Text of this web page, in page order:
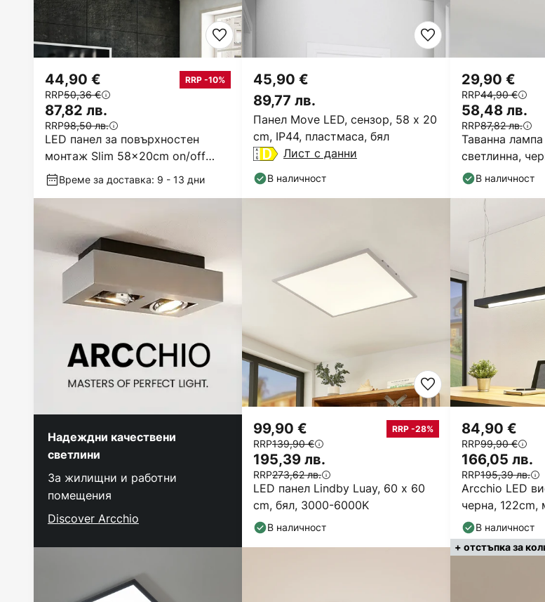
LED панел за повърхностен
монтаж Slim 58x20cm on/off
4,000K black
44,90 € RRP -10%
RRP50,36 €
87,82 лв.
RRP98,50 лв.
Време за доставка: 9 - 13 дни
Панел Move LED, сензор, 58 x 20
cm, IP44, пластмаса, бял
45,90 €
89,77 лв.
Лист с данни
В наличност
Таванна
светлинна,
cm
29,90 €
RRP44,90 €
58,48 лв.
RRP87,82 лв.
В наличност
Надеждни качествени
светлини
За жилищни и работни
помещения
Discover Arcchio
LED панел Lindby Luay, 60 x 60
cm, бял, 3000-6000K
99,90 € RRP -28%
RRP139,90 €
195,39 лв.
RRP273,62 лв.
В наличност
Arcchio LED
черна, 122cm,
84,90 €
RRP99,90 €
166,05 лв.
RRP195,39 лв.
В наличност
+ отстъпка за